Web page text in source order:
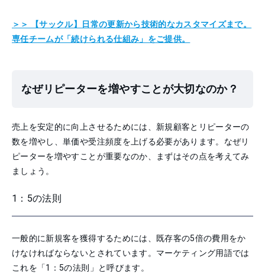
＞＞ 【サックル】日常の更新から技術的なカスタマイズまで。
専任チームが「続けられる仕組み」をご提供。
なぜリピーターを増やすことが大切なのか？
売上を安定的に向上させるためには、新規顧客とリピーターの
数を増やし、単価や受注頻度を上げる必要があります。なぜリ
ピーターを増やすことが重要なのか、まずはその点を考えてみ
ましょう。
1：5の法則
一般的に新規客を獲得するためには、既存客の5倍の費用をか
けなければならないとされています。マーケティング用語では
これを「1：5の法則」と呼びます。